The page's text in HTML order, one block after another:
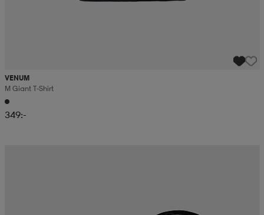
VENUM
M Giant T-Shirt
349:-